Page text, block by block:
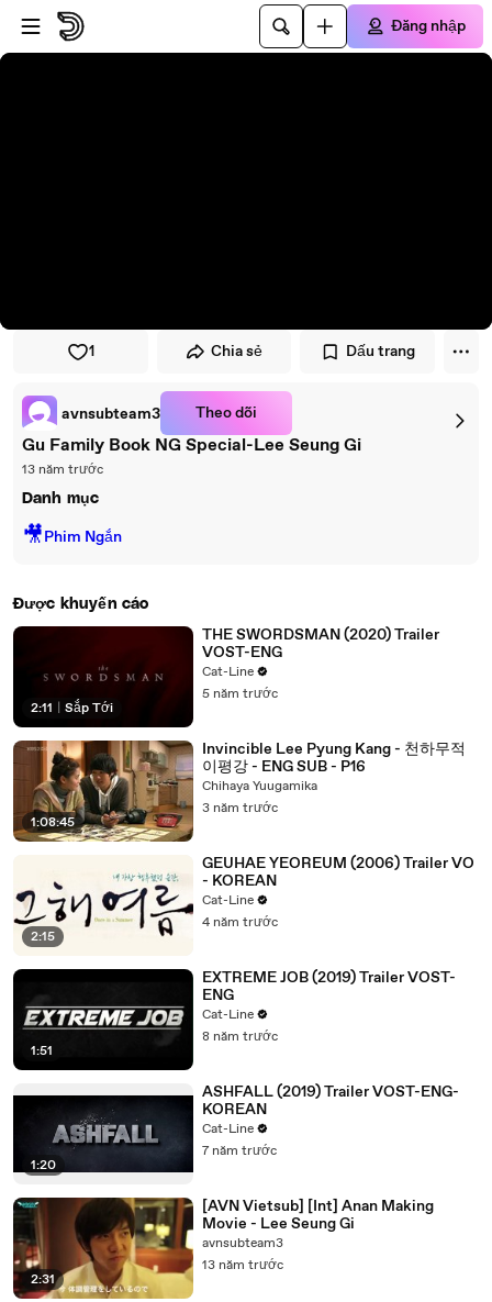
Đi đến trình phát
Đi đến nội dung chính
Đăng nhập
1 Chia sẻ Dấu trang
avnsubteam3 Theo dõi
Gu Family Book NG Special-Lee Seung Gi
13 năm trước
Danh mục
🎥Phim Ngắn
Được khuyến cáo
2:11 Sắp Tới
THE SWORDSMAN (2020) Trailer
VOST-ENG
Cat-Line
5 năm trước
1:08:45
Invincible Lee Pyung Kang - 천하무적
이평강 - ENG SUB - P16
Chihaya Yuugamika
3 năm trước
2:15
GEUHAE YEOREUM (2006) Trailer VO
- KOREAN
Cat-Line
4 năm trước
1:51
EXTREME JOB (2019) Trailer VOST-
ENG
Cat-Line
8 năm trước
1:20
ASHFALL (2019) Trailer VOST-ENG-
KOREAN
Cat-Line
7 năm trước
2:31
[AVN Vietsub] [Int] Anan Making
Movie - Lee Seung Gi
avnsubteam3
13 năm trước